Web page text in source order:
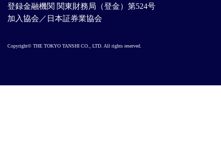
登録金融機関 関東財務局（登金）第524号
加入協会／日本証券業協会
Copyright© THE TOKYO TANSHI CO., LTD. All rights reserved.